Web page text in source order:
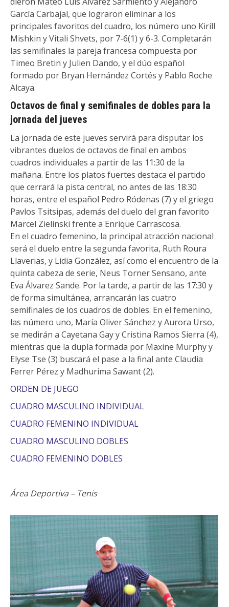
García Carbajal, que lograron eliminar a los
principales favoritos del cuadro, los número uno Kirill
Mishkin y Vitali Shvets, por 7-6(1) y 6-3. Completarán
las semifinales la pareja francesa compuesta por
Timeo Bretin y Julien Dando, y el dúo español
formado por Bryan Hernández Cortés y Pablo Roche
Alcaya.
Octavos de final y semifinales de dobles para la
jornada del jueves
La jornada de este jueves servirá para disputar los
vibrantes duelos de octavos de final en ambos
cuadros individuales a partir de las 11:30 de la
mañana. Entre los platos fuertes destaca el partido
que cerrará la pista central, no antes de las 18:30
horas, entre el español Pedro Ródenas (7) y el griego
Pavlos Tsitsipas, además del duelo del gran favorito
Marcel Zielinski frente a Enrique Carrascosa.
En el cuadro femenino, la principal atracción nacional
será el duelo entre la segunda favorita, Ruth Roura
Llaverias, y Lidia González, así como el encuentro de la
quinta cabeza de serie, Neus Torner Sensano, ante
Eva Álvarez Sande. Por la tarde, a partir de las 17:30 y
de forma simultánea, arrancarán las cuatro
semifinales de los cuadros de dobles. En el femenino,
las número uno, María Oliver Sánchez y Aurora Urso,
se medirán a Cayetana Gay y Cristina Ramos Sierra (4),
mientras que la dupla formada por Maxine Murphy y
Elyse Tse (3) buscará el pase a la final ante Claudia
Ferrer Pérez y Madhurima Sawant (2).
ORDEN DE JUEGO
CUADRO MASCULINO INDIVIDUAL
CUADRO FEMENINO INDIVIDUAL
CUADRO MASCULINO DOBLES
CUADRO FEMENINO DOBLES
Área Deportiva – Tenis